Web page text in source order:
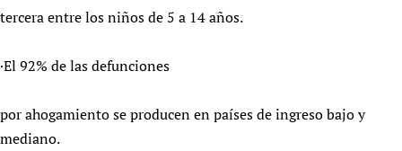
tercera entre los niños de 5 a 14 años.
·El 92% de las defunciones
por ahogamiento se producen en países de ingreso bajo y
mediano.